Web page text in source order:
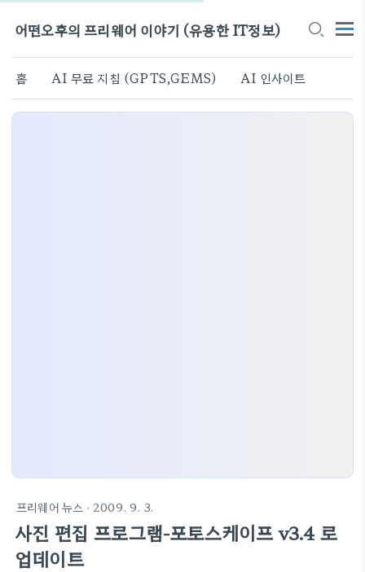
어떤오후의 프리웨어 이야기 (유용한 IT정보)
홈 AI 무료 지침 (GPTS,GEMS) AI 인사이트
프리웨어 뉴스 · 2009. 9. 3.
사진 편집 프로그램-포토스케이프 v3.4 로
업데이트